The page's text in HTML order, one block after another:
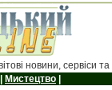
новини, сервіси
Мистецтво